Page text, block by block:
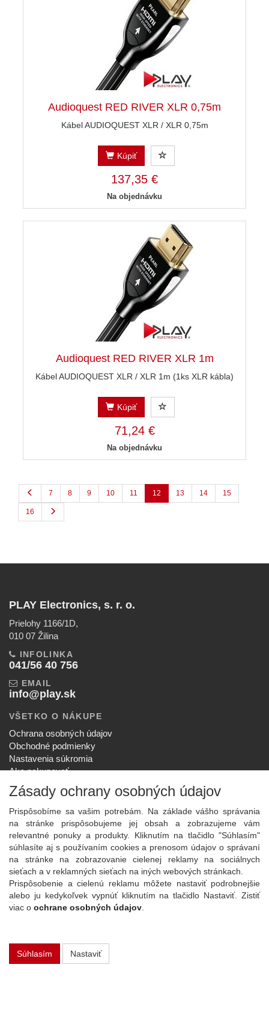
Audioquest RED RIVER XLR 0,75m
Kábel AUDIOQUEST XLR / XLR 0,75m
Kúpiť
137,35 €
Na objednávku
Audioquest RED RIVER XLR 1m
Kábel AUDIOQUEST XLR / XLR 1m (1ks XLR kábla)
Kúpiť
71,24 €
Na objednávku
7 8 9 10 11 12 13 14 15
16
PLAY Electronics, s. r. o.
Prielohy 1166/1D,
010 07 Žilina
INFOLINKA
041/56 40 756
EMAIL
info@play.sk
VŠETKO O NÁKUPE
Ochrana osobných údajov
Obchodné podmienky
Nastavenia súkromia
Ako nakupovať
Reklamačný poriadok
SPOLOČNOSŤ
O nás
Kontakt
Služby
Aktuality
NOVINKY NA EMAIL
Prihlásiť
Viac informácií o tejto službe
Copyright
Zásady ochrany osobných údajov
Prispôsobíme sa vašim potrebám. Na základe vášho správania
na stránke prispôsobujeme jej obsah a zobrazujeme vám
relevantné ponuky a produkty. Kliknutím na tlačidlo "Súhlasím"
súhlasíte aj s používaním cookies a prenosom údajov o správaní
na stránke na zobrazovanie cielenej reklamy na sociálnych
sieťach a v reklamných sieťach na iných webových stránkach.
Prispôsobenie a cielenú reklamu môžete nastaviť podrobnejšie
alebo ju kedykoľvek vypnúť kliknutím na tlačidlo Nastaviť. Zistiť
viac o ochrane osobných údajov
Súhlasím Nastaviť